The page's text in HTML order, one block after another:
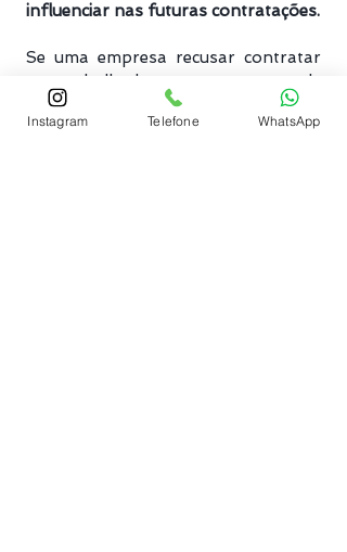
influenciar nas futuras contratações.
Se uma empresa recusar contratar
um trabalhador apenas porque ele
tem um processo trabalhista, essa
empresa poderá inclusive ser
Instagram Telefone WhatsApp